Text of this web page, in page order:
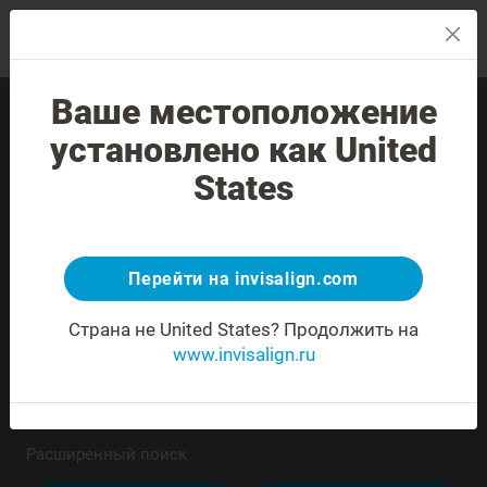
Найти
авторизированного
Адрес не опознан или указан неоднозначно
Расширенный поиск
Ваше местоположение
установлено как United
States
Перейти на invisalign.com
Страна не United States? Продолжить на
www.invisalign.ru